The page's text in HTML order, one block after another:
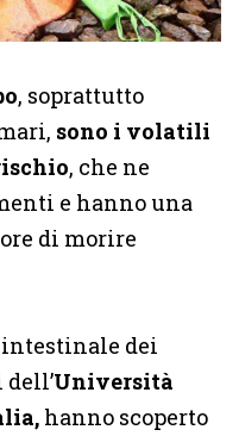
, soprattutto
sono i volatili
, che ne
e hanno una
di morire
dei
Università
hanno scoperto